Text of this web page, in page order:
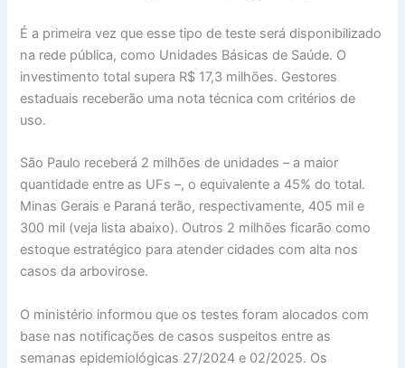
É a primeira vez que esse tipo de teste será disponibilizado
na rede pública, como Unidades Básicas de Saúde. O
investimento total supera R$ 17,3 milhões. Gestores
estaduais receberão uma nota técnica com critérios de
uso.
São Paulo receberá 2 milhões de unidades – a maior
quantidade entre as UFs –, o equivalente a 45% do total.
Minas Gerais e Paraná terão, respectivamente, 405 mil e
300 mil (veja lista abaixo). Outros 2 milhões ficarão como
estoque estratégico para atender cidades com alta nos
casos da arbovirose.
O ministério informou que os testes foram alocados com
base nas notificações de casos suspeitos entre as
semanas epidemiológicas 27/2024 e 02/2025. Os